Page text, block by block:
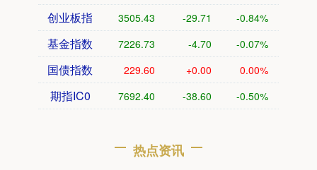
创业板指 3505.43 -29.71 -0.84%
基金指数 7226.73 -4.70 -0.07%
国债指数 229.60 +0.00 0.00%
期指IC0 7692.40 -38.60 -0.50%
热点资讯